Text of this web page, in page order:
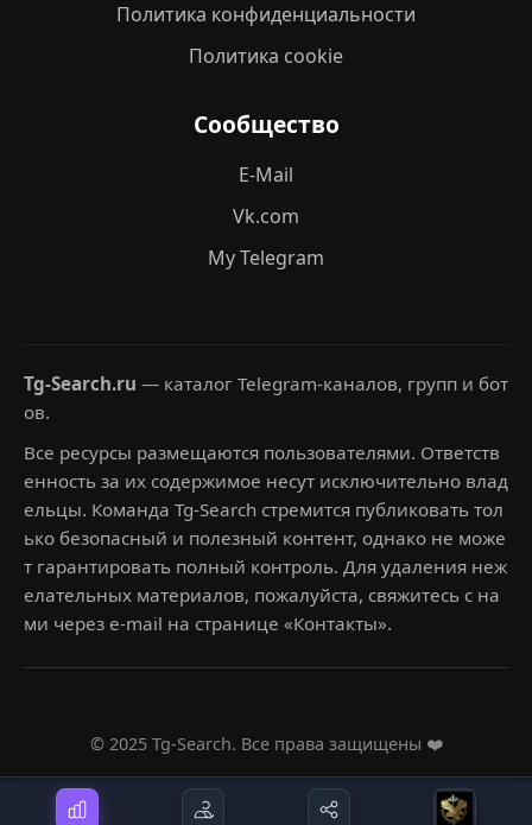
Политика конфиденциальности
Политика cookie
Сообщество
E-Mail
Vk.com
My Telegram
Tg-Search.ru — каталог Telegram-каналов, групп и бот
ов.
Все ресурсы размещаются пользователями. Ответств
енность за их содержимое несут исключительно влад
ельцы. Команда Tg-Search стремится публиковать тол
ько безопасный и полезный контент, однако не може
т гарантировать полный контроль. Для удаления неж
елательных материалов, пожалуйста, свяжитесь с на
ми через e-mail на странице «Контакты».
© 2025 Tg-Search. Все права защищены ❤️